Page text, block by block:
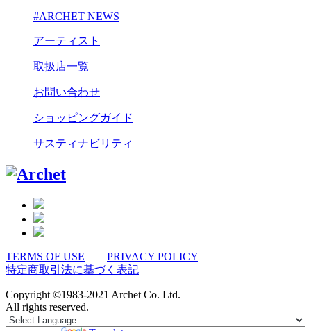
#ARCHET NEWS
アーティスト
取扱店一覧
お問い合わせ
ショッピングガイド
サスティナビリティ
TERMS OF USE
PRIVACY POLICY
特定商取引法に基づく表記
Copyright ©1983-2021 Archet Co. Ltd.
All rights reserved.